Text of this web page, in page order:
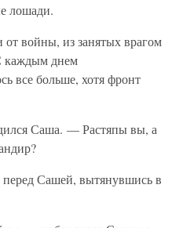
лошади.
войны, из занятых врагом
каждым днем
все больше, хотя фронт
Саша. — Растяпы вы, а
Сашей, вытянувшись в